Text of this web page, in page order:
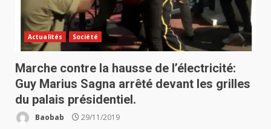
Actualités Société
Marche contre la hausse de l’électricité:
Guy Marius Sagna arrêté devant les grilles
du palais présidentiel.
Baobab 29/11/2019